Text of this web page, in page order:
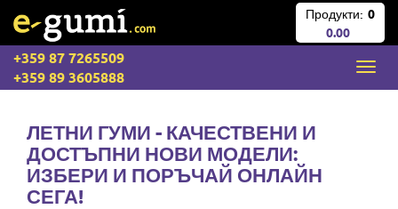
Продукти: 0
0.00
+359 87 7265509
+359 89 3605888
ЛЕТНИ ГУМИ - КАЧЕСТВЕНИ И
ДОСТЪПНИ НОВИ МОДЕЛИ:
ИЗБЕРИ И ПОРЪЧАЙ ОНЛАЙН
СЕГА!